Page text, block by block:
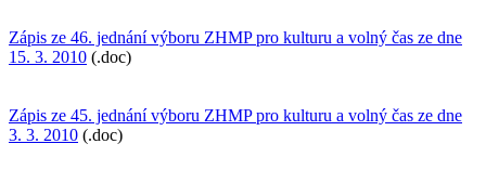
Zápis ze 46. jednání výboru ZHMP pro kulturu a volný čas ze dne
15. 3. 2010 (.doc)
Zápis ze 45. jednání výboru ZHMP pro kulturu a volný čas ze dne
3. 3. 2010 (.doc)